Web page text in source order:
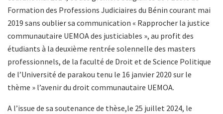
Formation des Professions Judiciaires du Bénin courant mai
2019 sans oublier sa communication « Rapprocher la justice
communautaire UEMOA des justiciables », au profit des
étudiants à la deuxième rentrée solennelle des masters
professionnels, de la faculté de Droit et de Science Politique
de l’Université de parakou tenu le 16 janvier 2020 sur le
thème » l’avenir du droit communautaire UEMOA.
A l’issue de sa soutenance de thèse,le 25 juillet 2024, le